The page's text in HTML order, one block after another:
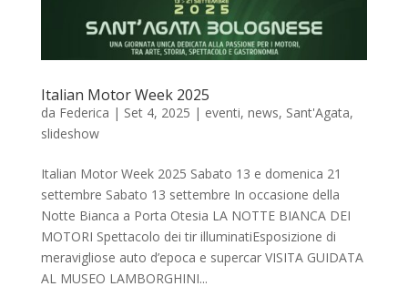
Italian Motor Week 2025
da Federica | Set 4, 2025 | eventi, news, Sant'Agata,
slideshow
Italian Motor Week 2025 Sabato 13 e domenica 21
settembre Sabato 13 settembre In occasione della
Notte Bianca a Porta Otesia LA NOTTE BIANCA DEI
MOTORI Spettacolo dei tir illuminatiEsposizione di
meravigliose auto d’epoca e supercar VISITA GUIDATA
AL MUSEO LAMBORGHINI...